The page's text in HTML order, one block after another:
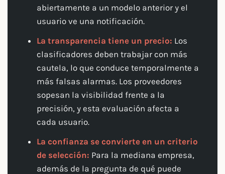
abiertamente a un modelo anterior y el
usuario ve una notificación.
La transparencia tiene un precio: Los
clasificadores deben trabajar con más
cautela, lo que conduce temporalmente a
más falsas alarmas. Los proveedores
sopesan la visibilidad frente a la
precisión, y esta evaluación afecta a
cada usuario.
La confianza se convierte en un criterio
de selección: Para la mediana empresa,
además de la pregunta de qué puede